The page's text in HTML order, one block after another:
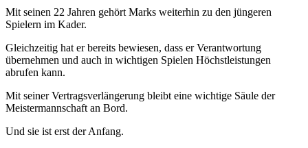
Mit seinen 22 Jahren gehört Marks weiterhin zu den jüngeren
Spielern im Kader.
Gleichzeitig hat er bereits bewiesen, dass er Verantwortung
übernehmen und auch in wichtigen Spielen Höchstleistungen
abrufen kann.
Mit seiner Vertragsverlängerung bleibt eine wichtige Säule der
Meistermannschaft an Bord.
Und sie ist erst der Anfang.